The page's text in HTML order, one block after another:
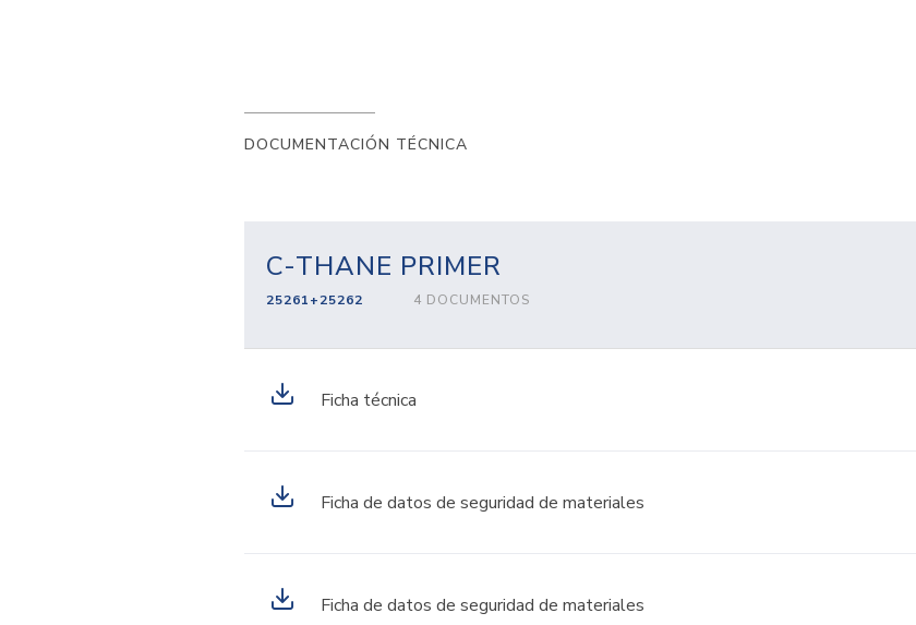
DOCUMENTACIÓN TÉCNICA
C-THANE PRIMER
25261+25262 4 DOCUMENTOS
Ficha técnica
Ficha de datos de seguridad de materiales
Ficha de datos de seguridad de materiales